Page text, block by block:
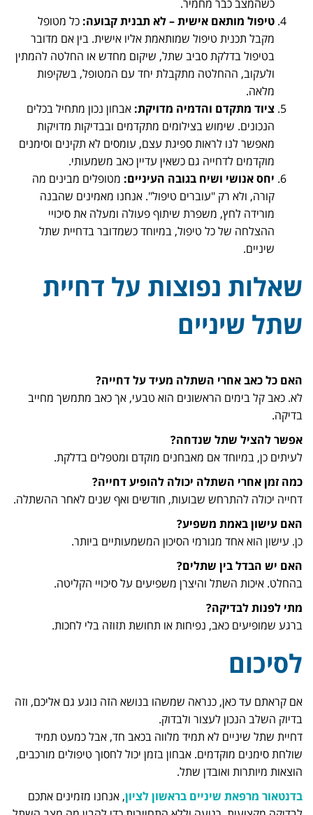
כשהמצב כבר מחמיר.
טיפול מותאם אישית – לא תבנית קבועה: כל מטופל
מקבל תכנית טיפול שמותאמת אליו אישית. בין אם מדובר
בטיפול בדלקת סביב שתל, שיקום מחדש או החלטה להמתין
ולעקוב, ההחלטה מתקבלת יחד עם המטופל, בשקיפות
מלאה.
ציוד מתקדם והדמיה מדויקת: אבחון נכון מתחיל בכלים
הנכונים. שימוש בצילומים מתקדמים ובבדיקות מדויקות
מאפשר לנו לראות ספיגת עצם, עומסים לא תקינים וסימנים
מוקדמים לדחייה גם כשאין עדיין כאב משמעותי.
יחס אנושי ושיח בגובה העיניים: מטופלים מבינים מה
קורה, ולא רק "עוברים טיפול". אנחנו מאמינים שהבנה
מורידה לחץ, משפרת שיתוף פעולה ומעלה את סיכויי
ההצלחה של כל טיפול, במיוחד כשמדובר בדחיית שתל
שיניים.
שאלות נפוצות על דחיית
שתל שיניים
האם כל כאב אחרי השתלה מעיד על דחייה?
לא. כאב קל בימים הראשונים הוא טבעי, אך כאב מתמשך מחייב
בדיקה.
אפשר להציל שתל שנדחה?
לעיתים כן, במיוחד אם מאבחנים מוקדם ומטפלים בדלקת.
כמה זמן אחרי השתלה יכולה להופיע דחייה?
דחייה יכולה להתרחש שבועות, חודשים ואף שנים לאחר ההשתלה.
האם עישון באמת משפיע?
כן. עישון הוא אחד מגורמי הסיכון המשמעותיים ביותר.
האם יש הבדל בין שתלים?
בהחלט. איכות השתל והיצרן משפיעים על סיכויי הקליטה.
מתי לפנות לבדיקה?
ברגע שמופיעים כאב, נפיחות או תחושת תזוזה בלי לחכות.
לסיכום
אם קראתם עד כאן, כנראה שמשהו בנושא הזה נוגע גם אליכם, וזה
בדיוק השלב הנכון לעצור ולבדוק.
דחיית שתל שיניים לא תמיד מלווה בכאב חד, אבל כמעט תמיד
שולחת סימנים מוקדמים. אבחון בזמן יכול לחסוך טיפולים מורכבים,
הוצאות מיותרות ואובדן שתל.
בדנטאור מרפאת שיניים בראשון לציון, אנחנו מזמינים אתכם